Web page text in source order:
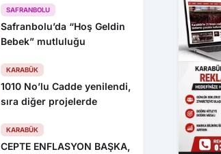
SAFRANBOLU
Safranbolu’da “Hoş Geldin
Bebek” mutluluğu
KARABÜK
1010 No’lu Cadde yenilendi,
sıra diğer projelerde
KARABÜK
CEPTE ENFLASYON BAŞKA,